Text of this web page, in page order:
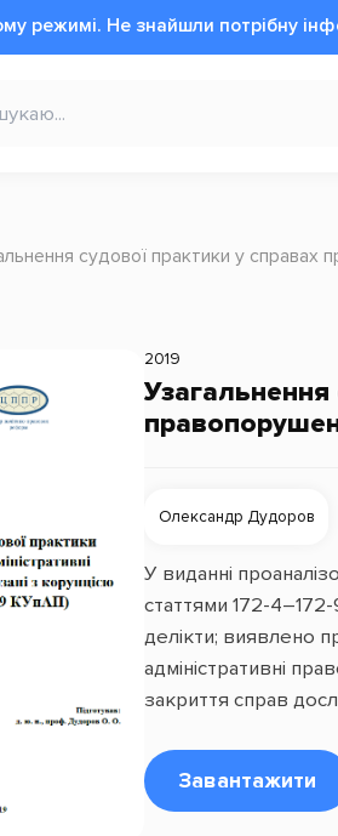
режимі. Не знайшли потрібну
судової практики у справах
2019
Узагальнення
Олександр Дудоров
У виданні
статтями 172-
делікти; виявлено
адміністративні
закриття справ
Завантажити